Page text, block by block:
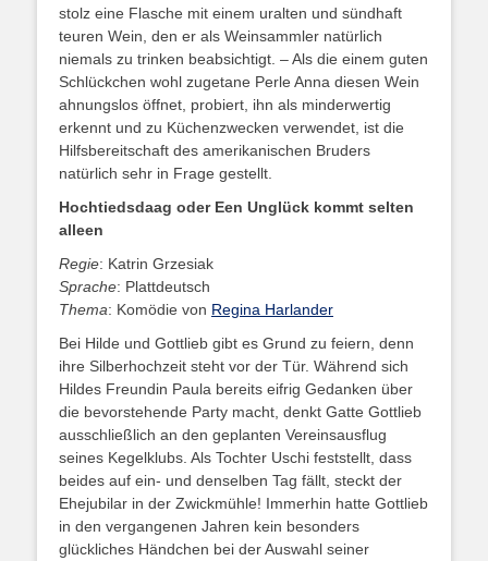
stolz eine Flasche mit einem uralten und sündhaft
teuren Wein, den er als Weinsammler natürlich
niemals zu trinken beabsichtigt. – Als die einem guten
Schlückchen wohl zugetane Perle Anna diesen Wein
ahnungslos öffnet, probiert, ihn als minderwertig
erkennt und zu Küchenzwecken verwendet, ist die
Hilfsbereitschaft des amerikanischen Bruders
natürlich sehr in Frage gestellt.
Hochtiedsdaag oder Een Unglück kommt selten
alleen
Regie: Katrin Grzesiak
Sprache: Plattdeutsch
Thema: Komödie von Regina Harlander
Bei Hilde und Gottlieb gibt es Grund zu feiern, denn
ihre Silberhochzeit steht vor der Tür. Während sich
Hildes Freundin Paula bereits eifrig Gedanken über
die bevorstehende Party macht, denkt Gatte Gottlieb
ausschließlich an den geplanten Vereinsausflug
seines Kegelklubs. Als Tochter Uschi feststellt, dass
beides auf ein- und denselben Tag fällt, steckt der
Ehejubilar in der Zwickmühle! Immerhin hatte Gottlieb
in den vergangenen Jahren kein besonders
glückliches Händchen bei der Auswahl seiner